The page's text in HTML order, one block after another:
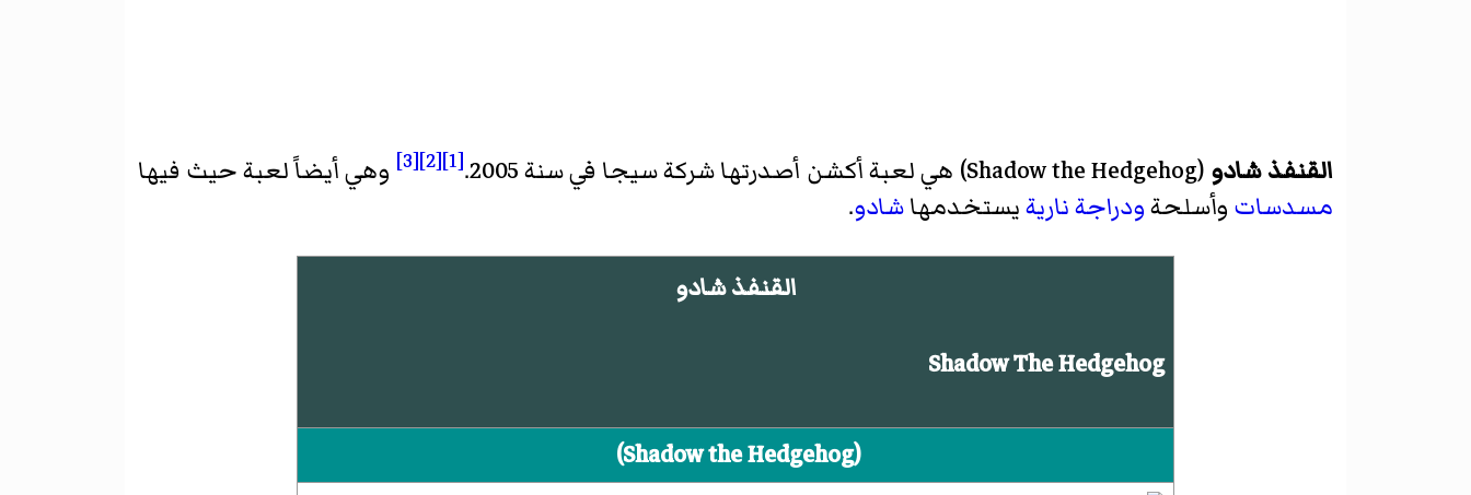
القنفذ شادو (
Shadow the Hedgehog)‏ هي لعبة أكشن أصدرتها شركة سيجا في سنة 2005. [1]
[2]
[3]
وهي أيضاً لعبة حيث فيها
مسدسات وأسلحةودراجة ناريةيستخدمهاشادو.
القنفذ شادو
Shadow The Hedgehog
(
Shadow the Hedgehog
)‏